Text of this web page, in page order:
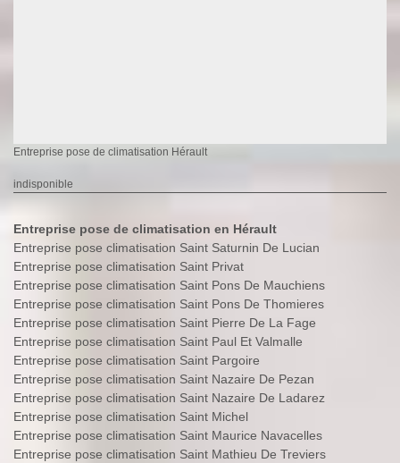
Entreprise pose de climatisation Hérault
indisponible
Entreprise pose de climatisation en Hérault
Entreprise pose climatisation Saint Saturnin De Lucian
Entreprise pose climatisation Saint Privat
Entreprise pose climatisation Saint Pons De Mauchiens
Entreprise pose climatisation Saint Pons De Thomieres
Entreprise pose climatisation Saint Pierre De La Fage
Entreprise pose climatisation Saint Paul Et Valmalle
Entreprise pose climatisation Saint Pargoire
Entreprise pose climatisation Saint Nazaire De Pezan
Entreprise pose climatisation Saint Nazaire De Ladarez
Entreprise pose climatisation Saint Michel
Entreprise pose climatisation Saint Maurice Navacelles
Entreprise pose climatisation Saint Mathieu De Treviers